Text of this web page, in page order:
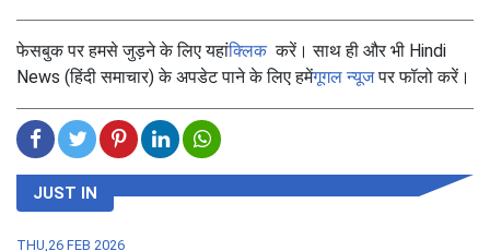
फेसबुक पर हमसे जुड़ने के लिए यहांक्लिककरें। साथ ही और भी Hindi
News (हिंदी समाचार) के अपडेट पाने के लिए हमेंगूगल न्यूजपर फॉलो करें।
JUST IN
THU,26 FEB 2026